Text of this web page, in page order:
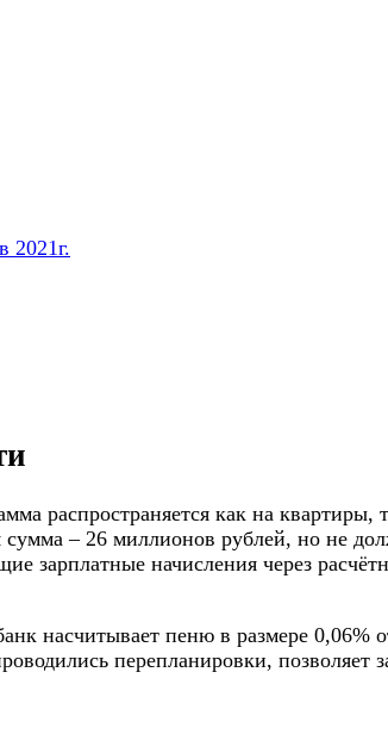
2021г.
распространяется как на
– 26 миллионов рублей, но не
зарплатные начисления через
насчитывает пеню в размере
перепланировки, позволяет